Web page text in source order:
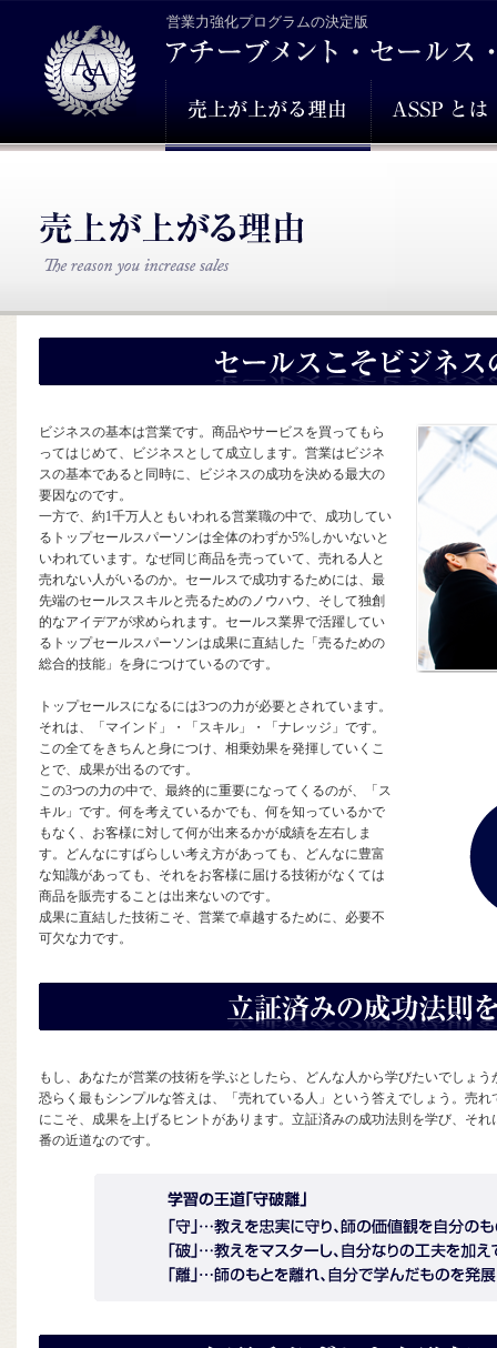
営業力強化プログラムの決定版
ビジネスの基本は営業です。商品やサービスを買ってもら
ってはじめて、ビジネスとして成立します。営業はビジネ
スの基本であると同時に、ビジネスの成功を決める最大の
要因なのです。
一方で、約1千万人ともいわれる営業職の中で、成功してい
るトップセールスパーソンは全体のわずか5%しかいないと
いわれています。なぜ同じ商品を売っていて、売れる人と
売れない人がいるのか。セールスで成功するためには、最
先端のセールススキルと売るためのノウハウ、そして独創
的なアイデアが求められます。セールス業界で活躍してい
るトップセールスパーソンは成果に直結した「売るための
総合的技能」を身につけているのです。
トップセールスになるには3つの力が必要とされています。
それは、「マインド」・「スキル」・「ナレッジ」です。
この全てをきちんと身につけ、相乗効果を発揮していくこ
とで、成果が出るのです。
この3つの力の中で、最終的に重要になってくるのが、「ス
キル」です。何を考えているかでも、何を知っているかで
もなく、お客様に対して何が出来るかが成績を左右しま
す。どんなにすばらしい考え方があっても、どんなに豊富
な知識があっても、それをお客様に届ける技術がなくては
商品を販売することは出来ないのです。
成果に直結した技術こそ、営業で卓越するために、必要不
可欠な力です。
もし、あなたが営業の技術を学ぶとしたら、どんな人から学びたいでしょう
恐らく最もシンプルな答えは、「売れている人」という答えでしょう。売
にこそ、成果を上げるヒントがあります。立証済みの成功法則を学び、そ
番の近道なのです。